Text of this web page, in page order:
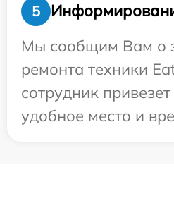
5
Мы сообщим Вам о
ремонта техники
сотрудник
удобное место и